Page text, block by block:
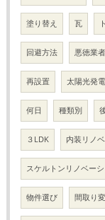
塗り替え 瓦
回避方法 悪徳業者
再設置 太陽光発電
何日 種類別
３LDK 内装リノ
スケルトンリノベー
物件選び 間取り